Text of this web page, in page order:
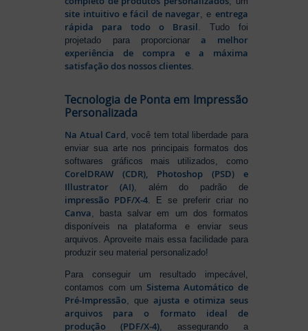
site intuitivo e fácil de navegar , e entrega
rápida para todo o Brasil . Tudo foi
projetado para proporcionara melhor
experiência de compra e a máxima
satisfação dos nossos clientes
Tecnologia de Ponta em Impressão
Personalizada
Na Atual Card, você tem total liberdade para
enviar sua arte nos principais formatos dos
softwares gráficos mais utilizados, como
CorelDRAW (CDR), Photoshop (PSD) e
Illustrator (AI), além do padrão de
impressão PDF/X-4. E se preferir criar no
Canva, basta salvar em um dos formatos
disponíveis na plataforma e enviar seus
arquivos. Aproveite mais essa facilidade para
produzir seu material personalizado!
Para conseguir um resultado impecável,
contamos com um Sistema Automático de
Pré-Impressão, queajusta e otimiza seus
arquivos para o formato ideal de
produção (PDF/X-4), assegurando a